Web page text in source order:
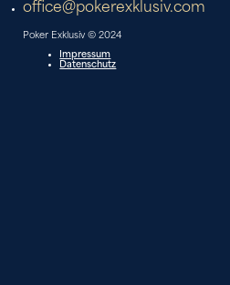
office@pokerexklusiv.com
Poker Exklusiv © 2024
Impressum
Datenschutz